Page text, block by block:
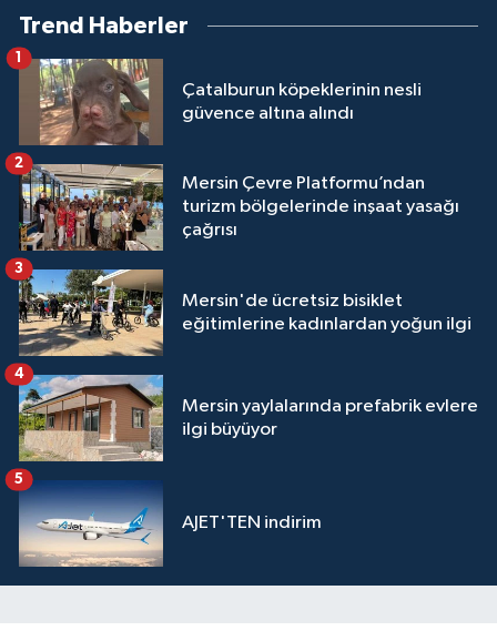
Trend Haberler
Çatalburun köpeklerinin nesli
güvence altına alındı
1
Mersin Çevre Platformu’ndan
turizm bölgelerinde inşaat yasağı
çağrısı
2
Mersin'de ücretsiz bisiklet
eğitimlerine kadınlardan yoğun ilgi
3
Mersin yaylalarında prefabrik evlere
ilgi büyüyor
4
AJET'TEN indirim
5